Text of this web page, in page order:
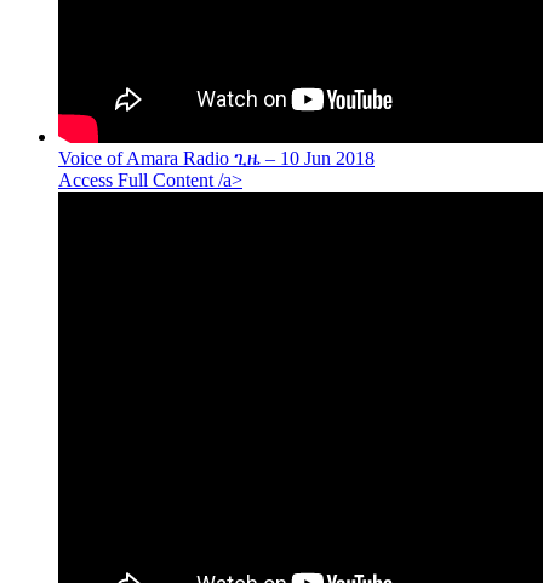
Voice of Amara Radio ጊዜ – 10 Jun 2018
Access Full Content /a>